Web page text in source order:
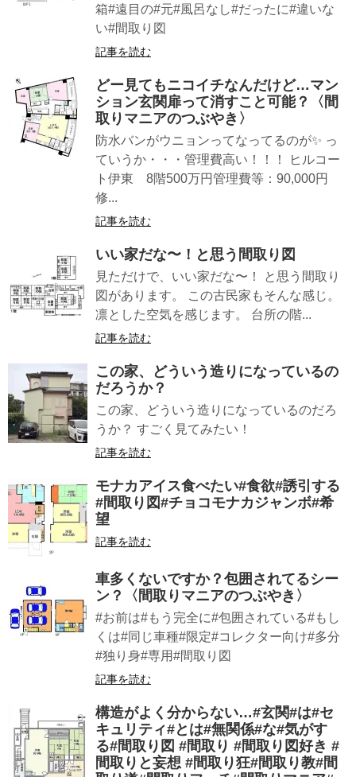
箱#遠目の#元#風呂なし#だったに#違いな
い#間取り図
記事を読む
どー見てもニコイチなんだけど…マン
ション玄関扉って消すこと可能？〈間
取りマニアのつぶやき〉
防水バンがウニョンってなってるのが✨ っ
ていうか・・・管理費高い！！！ ヒルコー
ト伊東 8階500万円管理費等：90,000円
修...
記事を読む
いい家だな〜！と思う間取り図
見ただけで、いい家だな〜！ と思う間取り
図があります。 この古民家もそんな感じ。
凛とした空気を感じます。 台所の階...
記事を読む
この家、どういう造りになっているの
だろうか？
この家、どういう造りになっているのだろ
うか？ すごく見てみたい！
記事を読む
モナカアイス食べたい#食欲#誘引する
#間取り図#チョコモナカジャンボ#希
望
記事を読む
車多くないですか？包囲されてるシー
ン？〈間取りマニアのつぶやき〉
#お前は#もう完全に#包囲されている#もし
くは#同じ車種#限定#コレクター向け#多分
#独り身#専用#間取り図
記事を読む
構造がよく分からない…#玄関#は#セ
キュリティ#とは#無関係#な#気がす
る#間取り図 #間取り #間取り図好き #
間取りと妄想 #間取り狂#間取り教#間